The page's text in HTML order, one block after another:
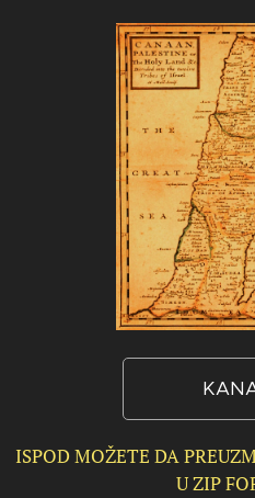
ISPOD MOŽETE DA
U ZIP